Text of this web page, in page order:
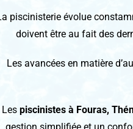
piscinisterie évolue
doivent être au fait des
Les avancées en matière
Les piscinistes à Fouras,